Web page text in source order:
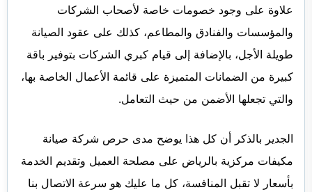
علاوة على وجود خصومات خاصة لأصحاب الشركات
والمؤسسات والفنادق والمطاعم، كذلك على عقود الصيانة
طويلة الأجل، بالإضافة إلى قيام كبري الشركات بتوفير باقة
كبيرة من الضمانات المتميزة على قائمة الأعمال الخاصة بها،
والتي تجعلها الأضمن من حيث التعامل.
الجدير بالذكر أن كل هذا يوضح مدى حرص شركة صيانة
مكيفات مركزية بالرياض على مصلحة العميل وتقديم الخدمة
بأسعار لا تقبل المنافسة، كل ما عليك هو سرعة الاتصال بنا